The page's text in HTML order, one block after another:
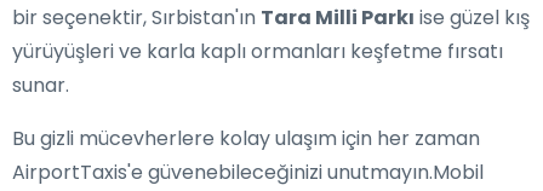
bir seçenektir, Sırbistan'ın Tara Milli Parkı ise güzel kış
yürüyüşleri ve karla kaplı ormanları keşfetme fırsatı
sunar.
Bu gizli mücevherlere kolay ulaşım için her zaman
AirportTaxis'e güvenebileceğinizi unutmayın.Mobil